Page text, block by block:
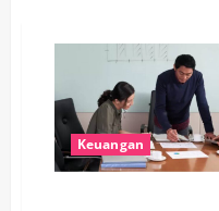
Keuangan